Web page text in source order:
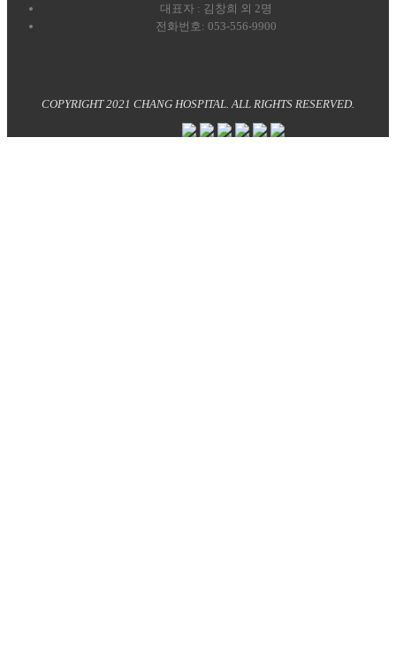
대표자 : 김창희 외 2명
전화번호: 053-556-9900
COPYRIGHT 2021 CHANG HOSPITAL. ALL RIGHTS RESERVED.